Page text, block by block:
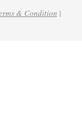
& Condition |